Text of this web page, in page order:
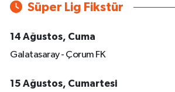
Süper Lig Fikstür
14 Ağustos, Cuma
Galatasaray - Çorum FK
15 Ağustos, Cumartesi